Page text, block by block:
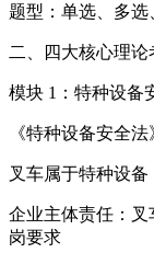
题型：单选、多选
二、四大核心理论
模块 1：特种设备
《特种设备安全
叉车属于特种设
企业主体责任：叉
岗要求